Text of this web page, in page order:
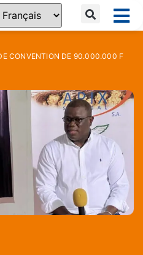
CONVENTION DE 90.000.000 F